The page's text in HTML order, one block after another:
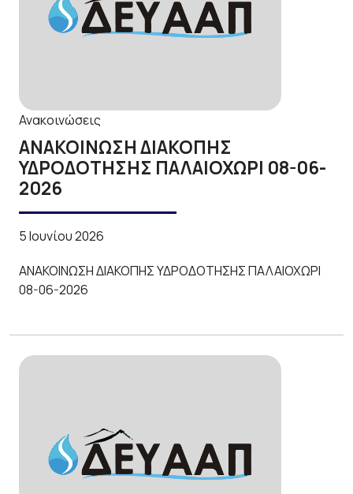
Ανακοινώσεις
ΑΝΑΚΟΙΝΩΣΗ ΔΙΑΚΟΠΗΣ
ΥΔΡΟΔΟΤΗΣΗΣ ΠΑΛΑΙΟΧΩΡΙ 08-06-
2026
5 Ιουνίου 2026
ΑΝΑΚΟΙΝΩΣΗ ΔΙΑΚΟΠΗΣ ΥΔΡΟΔΟΤΗΣΗΣ ΠΑΛΑΙΟΧΩΡΙ
08-06-2026